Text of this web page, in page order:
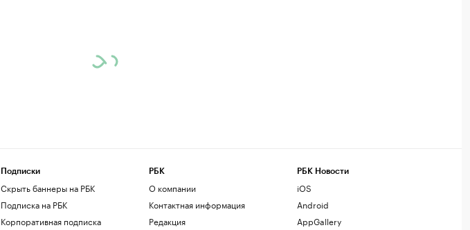
Подписки
Скрыть баннеры на РБК
Подписка на РБК
Корпоративная подписка
РБК
О компании
Контактная информация
Редакция
РБК Новости
iOS
Android
AppGallery